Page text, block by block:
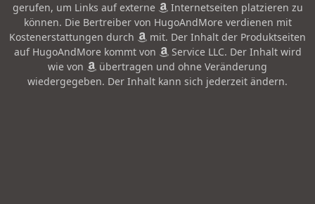
gerufen, um Links auf externe
Internetseiten platzieren zu
können. Die Bertreiber von HugoAndMore verdienen mit
Kostenerstattungen durch
mit. Der Inhalt der Produktseiten
auf HugoAndMore kommt von
Service LLC. Der Inhalt wird
wie von
übertragen und ohne Veränderung
wiedergegeben. Der Inhalt kann sich jederzeit ändern.